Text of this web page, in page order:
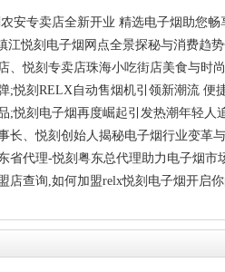
安专卖店全新开业 精选电子烟助您畅
江悦刻电子烟网点全景探秘与消费趋
、悦刻专卖店珠海小吃街店美食与时
;悦刻RELX自动售烟机引领新潮流 便
;悦刻电子烟再度崛起引发热潮年轻人
长、悦刻创始人揭秘电子烟行业变革
省代理-悦刻粤东总代理助力电子烟市
店查询,如何加盟relx悦刻电子烟开启